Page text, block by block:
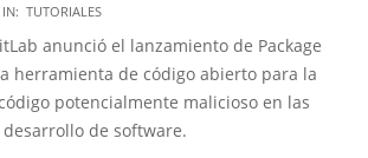
IN: TUTORIALES
anunció el lanzamiento de Package
herramienta de código abierto para la
potencialmente malicioso en las
de software.